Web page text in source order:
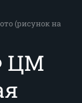
(рисунок на
ЦМ